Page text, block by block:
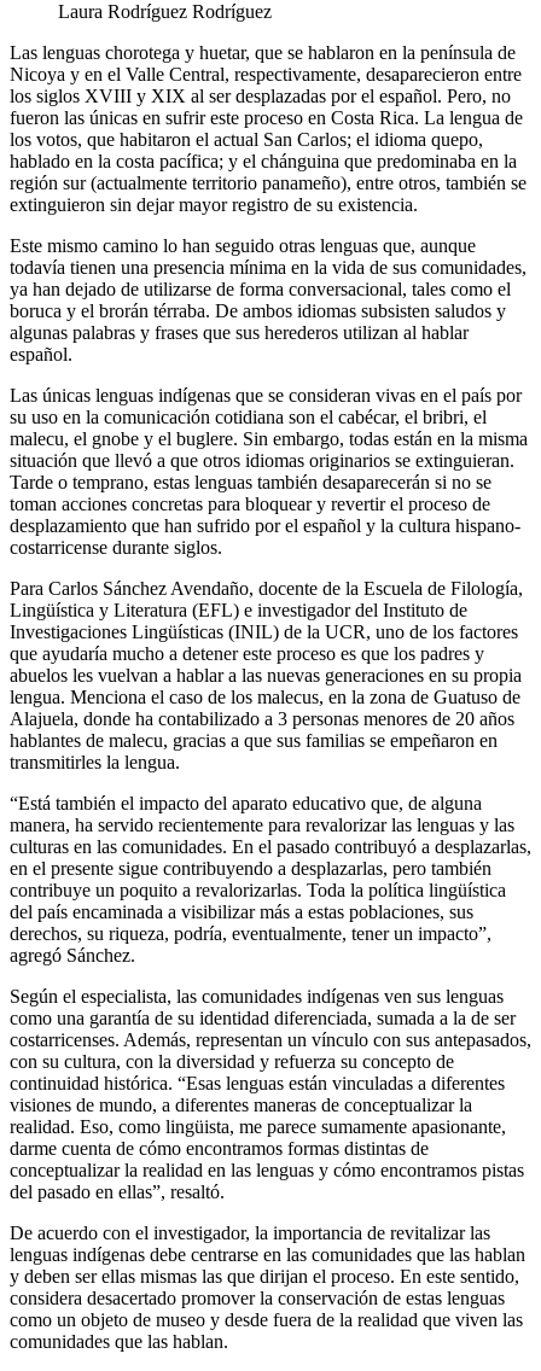
Laura Rodríguez Rodríguez
Las lenguas chorotega y huetar, que se hablaron en la península de
Nicoya y en el Valle Central, respectivamente, desaparecieron entre
los siglos XVIII y XIX al ser desplazadas por el español. Pero, no
fueron las únicas en sufrir este proceso en Costa Rica. La lengua de
los votos, que habitaron el actual San Carlos; el idioma quepo,
hablado en la costa pacífica; y el chánguina que predominaba en la
región sur (actualmente territorio panameño), entre otros, también se
extinguieron sin dejar mayor registro de su existencia.
Este mismo camino lo han seguido otras lenguas que, aunque
todavía tienen una presencia mínima en la vida de sus comunidades,
ya han dejado de utilizarse de forma conversacional, tales como el
boruca y el brorán térraba. De ambos idiomas subsisten saludos y
algunas palabras y frases que sus herederos utilizan al hablar
español.
Las únicas lenguas indígenas que se consideran vivas en el país por
su uso en la comunicación cotidiana son el cabécar, el bribri, el
malecu, el gnobe y el buglere. Sin embargo, todas están en la misma
situación que llevó a que otros idiomas originarios se extinguieran.
Tarde o temprano, estas lenguas también desaparecerán si no se
toman acciones concretas para bloquear y revertir el proceso de
desplazamiento que han sufrido por el español y la cultura hispano-
costarricense durante siglos.
Para Carlos Sánchez Avendaño, docente de la Escuela de Filología,
Lingüística y Literatura (EFL) e investigador del Instituto de
Investigaciones Lingüísticas (INIL) de la UCR, uno de los factores
que ayudaría mucho a detener este proceso es que los padres y
abuelos les vuelvan a hablar a las nuevas generaciones en su propia
lengua. Menciona el caso de los malecus, en la zona de Guatuso de
Alajuela, donde ha contabilizado a 3 personas menores de 20 años
hablantes de malecu, gracias a que sus familias se empeñaron en
transmitirles la lengua.
“Está también el impacto del aparato educativo que, de alguna
manera, ha servido recientemente para revalorizar las lenguas y las
culturas en las comunidades. En el pasado contribuyó a desplazarlas,
en el presente sigue contribuyendo a desplazarlas, pero también
contribuye un poquito a revalorizarlas. Toda la política lingüística
del país encaminada a visibilizar más a estas poblaciones, sus
derechos, su riqueza, podría, eventualmente, tener un impacto”,
agregó Sánchez.
Según el especialista, las comunidades indígenas ven sus lenguas
como una garantía de su identidad diferenciada, sumada a la de ser
costarricenses. Además, representan un vínculo con sus antepasados,
con su cultura, con la diversidad y refuerza su concepto de
continuidad histórica. “Esas lenguas están vinculadas a diferentes
visiones de mundo, a diferentes maneras de conceptualizar la
realidad. Eso, como lingüista, me parece sumamente apasionante,
darme cuenta de cómo encontramos formas distintas de
conceptualizar la realidad en las lenguas y cómo encontramos pistas
del pasado en ellas”, resaltó.
De acuerdo con el investigador, la importancia de revitalizar las
lenguas indígenas debe centrarse en las comunidades que las hablan
y deben ser ellas mismas las que dirijan el proceso. En este sentido,
considera desacertado promover la conservación de estas lenguas
como un objeto de museo y desde fuera de la realidad que viven las
comunidades que las hablan.